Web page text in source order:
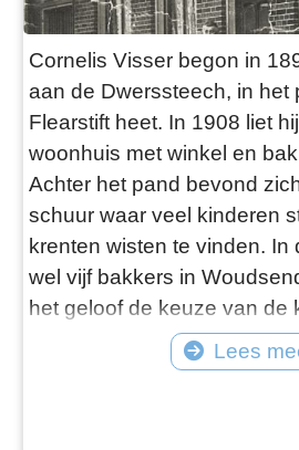
Cornelis Visser begon in
aan de Dwerssteech, in het
Flearstift heet. In 1908 liet
woonhuis met winkel en
Achter het pand bevond
schuur waar veel kinderen
krenten wisten te vinden. In
wel vijf bakkers in
het geloof de keuze van de
De zonen van Cornelis
over. Jappie bakte
Lees